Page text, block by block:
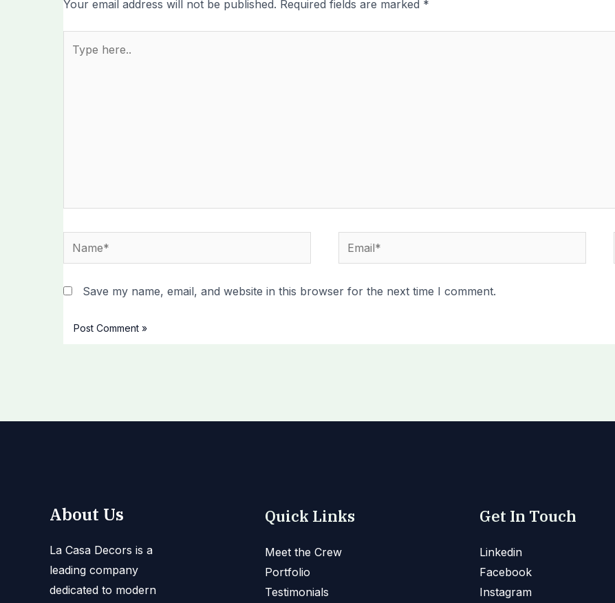
Your email address will not be published. Required fields are marked *
here..
Name* Email*
Save my name, email, and website in this browser for the next time I comment.
About Us
La Casa Decors is a
leading company
dedicated to modern
Quick Links
Meet the Crew
Portfolio
Testimonials
Get In Touch
Linkedin
Facebook
Instagram